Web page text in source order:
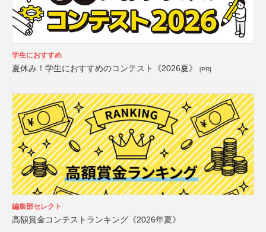
学生におすすめ
夏休み！学生におすすめのコンテスト《2026夏》 [PR]
編集部セレクト
高額賞金コンテストランキング《2026年夏》